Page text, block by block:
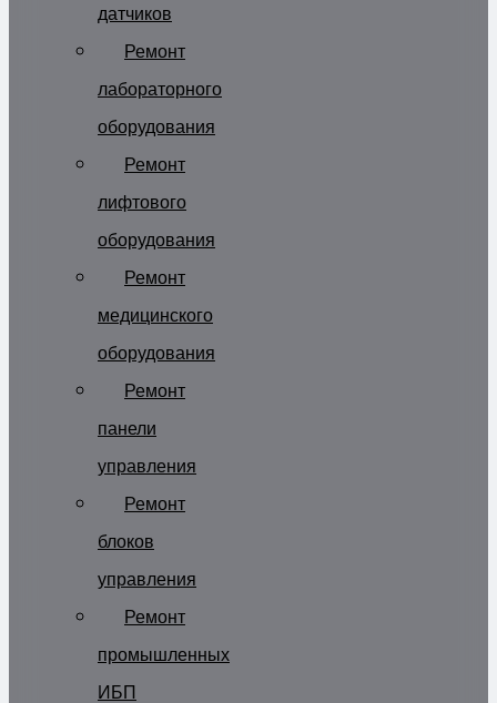
датчиков
Ремонт
лабораторного
оборудования
Ремонт
лифтового
оборудования
Ремонт
медицинского
оборудования
Ремонт
панели
управления
Ремонт
блоков
управления
Ремонт
промышленных
ИБП